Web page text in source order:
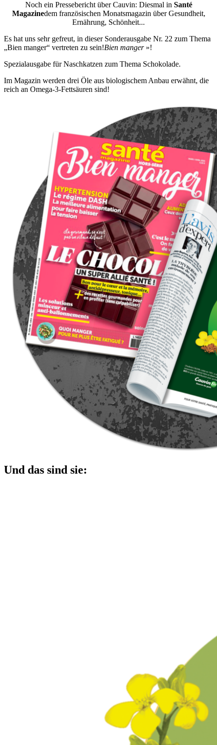
Noch ein Pressebericht über Cauvin: Diesmal in Santé
Magazinedem französischen Monatsmagazin über Gesundheit,
Ernährung, Schönheit...
Es hat uns sehr gefreut, in dieser Sonderausgabe Nr. 22 zum Thema
„Bien manger“ vertreten zu sein!Bien manger»!
Spezialausgabe für Naschkatzen zum Thema Schokolade.
Im Magazin werden drei Öle aus biologischem Anbau erwähnt, die
reich an Omega-3-Fettsäuren sind!
Und das sind sie: